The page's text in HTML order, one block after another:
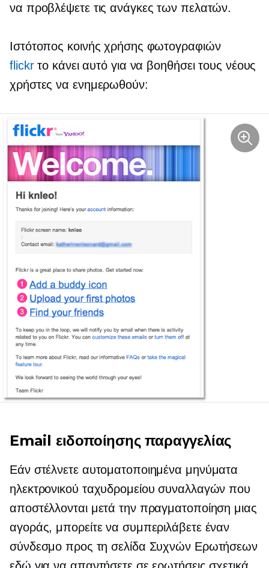
να προβλέψετε τις ανάγκες των πελατών.
Ιστότοπος κοινής χρήσης φωτογραφιών
flickrτο κάνει αυτό για να βοηθήσει τους νέους
χρήστες να ενημερωθούν:
Email ειδοποίησης παραγγελίας
Εάν στέλνετε αυτοματοποιημένα μηνύματα
ηλεκτρονικού ταχυδρομείου συναλλαγών που
αποστέλλονται μετά την πραγματοποίηση μιας
αγοράς, μπορείτε να συμπεριλάβετε έναν
σύνδεσμο προς τη σελίδα Συχνών Ερωτήσεων
εδώ για να απαντήσετε σε ερωτήσεις σχετικά